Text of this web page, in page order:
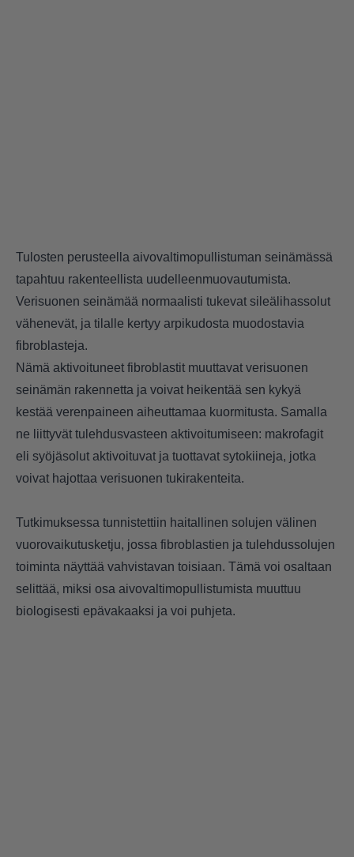
Tulosten perusteella aivovaltimopullistuman seinämässä
tapahtuu rakenteellista uudelleenmuovautumista.
Verisuonen seinämää normaalisti tukevat sileälihassolut
vähenevät, ja tilalle kertyy arpikudosta muodostavia
fibroblasteja.
Nämä aktivoituneet fibroblastit muuttavat verisuonen
seinämän rakennetta ja voivat heikentää sen kykyä
kestää verenpaineen aiheuttamaa kuormitusta. Samalla
ne liittyvät tulehdusvasteen aktivoitumiseen: makrofagit
eli syöjäsolut aktivoituvat ja tuottavat sytokiineja, jotka
voivat hajottaa verisuonen tukirakenteita.
Tutkimuksessa tunnistettiin haitallinen solujen välinen
vuorovaikutusketju, jossa fibroblastien ja tulehdussolujen
toiminta näyttää vahvistavan toisiaan. Tämä voi osaltaan
selittää, miksi osa aivovaltimopullistumista muuttuu
biologisesti epävakaaksi ja voi puhjeta.